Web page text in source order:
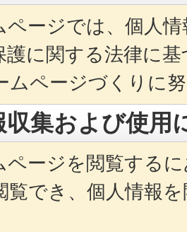
ページでは、個人
護に関する法律に
ムページづくりに
収集および使用
ページを閲覧する
覧でき、個人情報